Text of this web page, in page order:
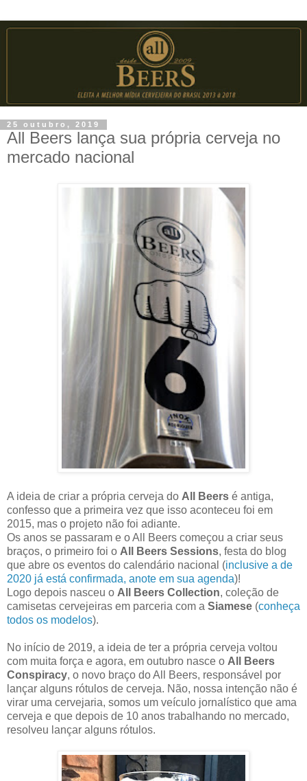
25 outubro, 2019
All Beers lança sua própria cerveja no
mercado nacional
A ideia de criar a própria cerveja do All Beers é antiga,
confesso que a primeira vez que isso aconteceu foi em
2015, mas o projeto não foi adiante.
Os anos se passaram e o All Beers começou a criar seus
braços, o primeiro foi o All Beers Sessions, festa do blog
que abre os eventos do calendário nacional (inclusive a de
2020 já está confirmada, anote em sua agenda)!
Logo depois nasceu o All Beers Collection, coleção de
camisetas cervejeiras em parceria com a Siamese (conheça
todos os modelos).
No início de 2019, a ideia de ter a própria cerveja voltou
com muita força e agora, em outubro nasce o All Beers
Conspiracy, o novo braço do All Beers, responsável por
lançar alguns rótulos de cerveja. Não, nossa intenção não é
virar uma cervejaria, somos um veículo jornalístico que ama
cerveja e que depois de 10 anos trabalhando no mercado,
resolveu lançar alguns rótulos.